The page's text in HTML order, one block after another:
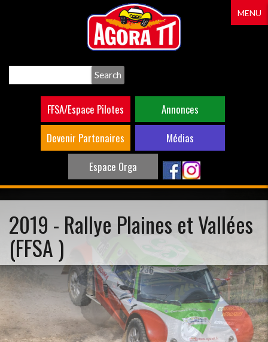
FFSA/Espace Pilotes
Annonces
Devenir Partenaires
Médias
Espace Orga
MENU
2019 - Rallye Plaines et Vallées
(FFSA )